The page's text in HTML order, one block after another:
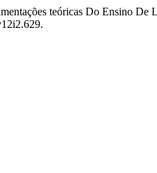
teóricas Do Ensino De